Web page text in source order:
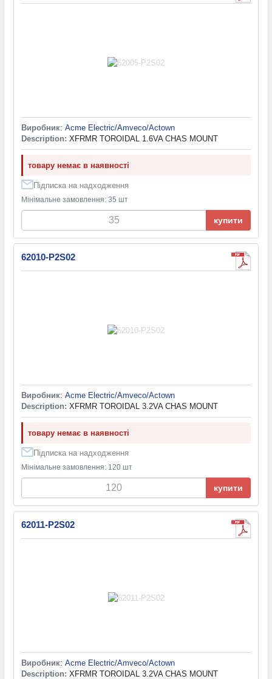
Виробник: Acme Electric/Amveco/Actown
Description: XFRMR TOROIDAL 1.6VA CHAS MOUNT
товару немає в наявності
Підписка на надходження
Мінімальне замовлення: 35 шт
купити
62010-P2S02
Виробник: Acme Electric/Amveco/Actown
Description: XFRMR TOROIDAL 3.2VA CHAS MOUNT
товару немає в наявності
Підписка на надходження
Мінімальне замовлення: 120 шт
купити
62011-P2S02
Виробник: Acme Electric/Amveco/Actown
Description: XFRMR TOROIDAL 3.2VA CHAS MOUNT